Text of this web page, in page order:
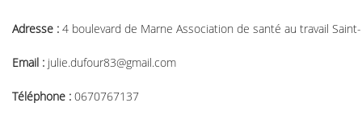
Adresse : 4 boulevard de Marne Association de santé au travail
Email : julie.dufour83@gmail.com
Téléphone : 0670767137